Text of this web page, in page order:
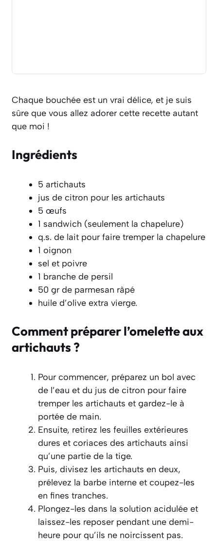
Chaque bouchée est un vrai délice, et je suis
sûre que vous allez adorer cette recette autant
que moi !
Ingrédients
5 artichauts
jus de citron pour les artichauts
5 œufs
1 sandwich (seulement la chapelure)
q.s. de lait pour faire tremper la chapelure
1 oignon
sel et poivre
1 branche de persil
50 gr de parmesan râpé
huile d’olive extra vierge.
Comment préparer l’omelette aux
artichauts ?
Pour commencer, préparez un bol avec
de l’eau et du jus de citron pour faire
tremper les artichauts et gardez-le à
portée de main.
Ensuite, retirez les feuilles extérieures
dures et coriaces des artichauts ainsi
qu’une partie de la tige.
Puis, divisez les artichauts en deux,
prélevez la barbe interne et coupez-les
en fines tranches.
Plongez-les dans la solution acidulée et
laissez-les reposer pendant une demi-
heure pour qu’ils ne noircissent pas.